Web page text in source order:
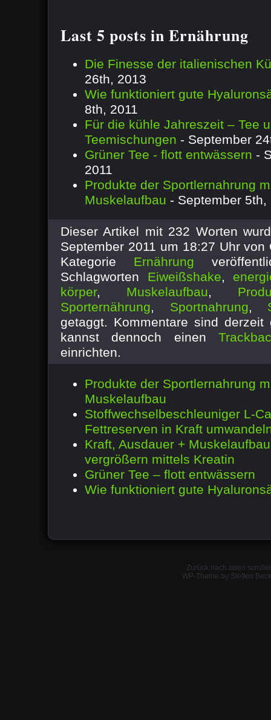
Last 5 posts in Ernährung
Die Finesse der italienischen
26th, 2013
Wie funktioniert gute
8th, 2011
Für die kühle Jahreszeit – Tee
Teemischungen - September
Grüner Tee - flott entwässern -
2011
Produkte der Sportlernahrung
Muskelaufbau - September 5th,
Dieser Artikel mit 232 Worten
September 2011 um 18:27 Uhr
Kategorie Ernährung
Schlagworten Eiweißshake,
körper, Muskelaufbau,
Sporternährung, Sportnahrung,
getaggt. Kommentare sind
kannst dennoch einen
einrichten.
Produkte der Sportlernahrung
Muskelaufbau
Stoffwechselbeschleuniger L-
Fettreserven in Kraft
Kraft, Ausdauer +
vergrößern mittels Kreatin
Grüner Tee – flott entwässern
Wie funktioniert gute
Zurück nach oben
WP-Theme by Steffen